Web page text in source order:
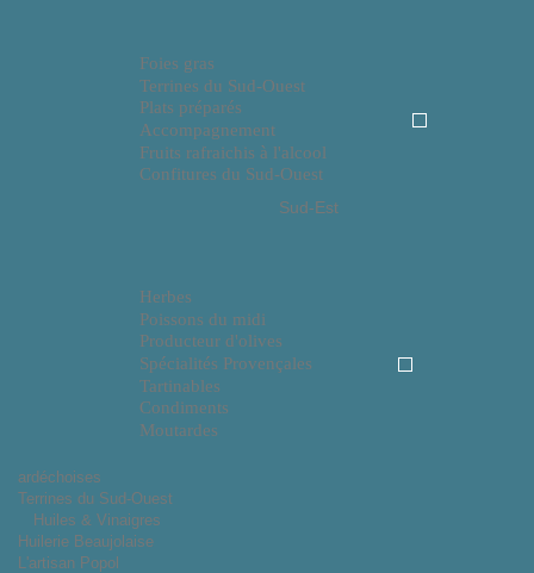
Foies gras
Terrines du Sud-Ouest
Plats préparés
Accompagnement
Fruits rafraichis à l'alcool
Confitures du Sud-Ouest
Sud-Est
Herbes
Poissons du midi
Producteur d'olives
Spécialités Provençales
Tartinables
Condiments
Moutardes
ardéchoises
Terrines du Sud-Ouest
Huiles & Vinaigres
Huilerie Beaujolaise
L'artisan Popol